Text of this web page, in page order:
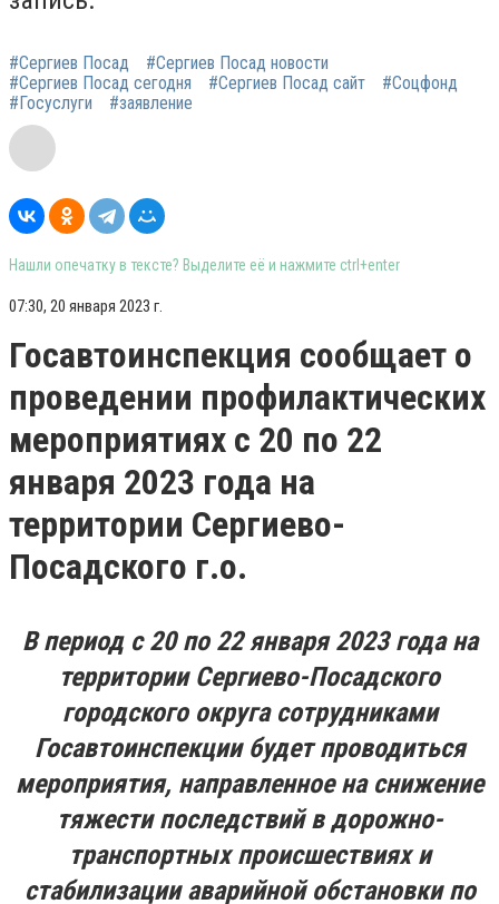
#Сергиев Посад
#Сергиев Посад новости
#Сергиев Посад сегодня
#Сергиев Посад сайт
#Соцфонд
#Госуслуги
#заявление
Нашли опечатку в тексте? Выделите её и нажмите ctrl+enter
07:30, 20 января 2023 г.
Госавтоинспекция сообщает о
проведении профилактических
мероприятиях с 20 по 22
января 2023 года на
территории Сергиево-
Посадского г.о.
В период с 20 по 22 января 2023 года на
территории Сергиево-Посадского
городского округа сотрудниками
Госавтоинспекции будет проводиться
мероприятия, направленное на снижение
тяжести последствий в дорожно-
транспортных происшествиях и
стабилизации аварийной обстановки по